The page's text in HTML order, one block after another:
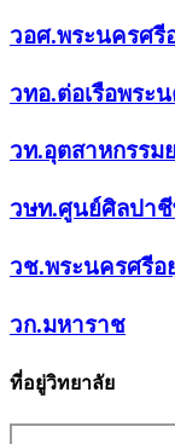
วอศ.พระนครศรี
วทอ.ต่อเรือพระ
วท.อุตสาหกรรม
วษท.ศูนย์ศิลปาชี
วช.พระนครศรีอ
วก.มหาราช
ที่อยู่วิทยาลัย